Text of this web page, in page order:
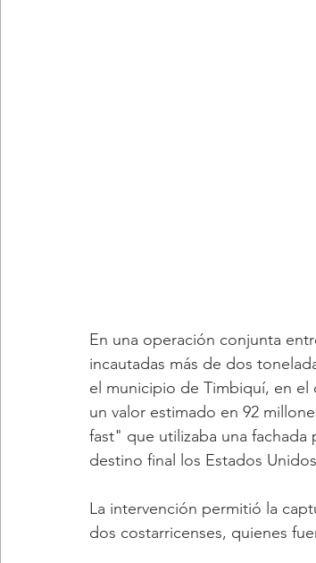
En una operación conjunta
incautadas más de dos
el municipio de Timbiquí, en
un valor estimado en 92
fast" que utilizaba una
destino final los Estados
La intervención permitió la
dos costarricenses, quienes